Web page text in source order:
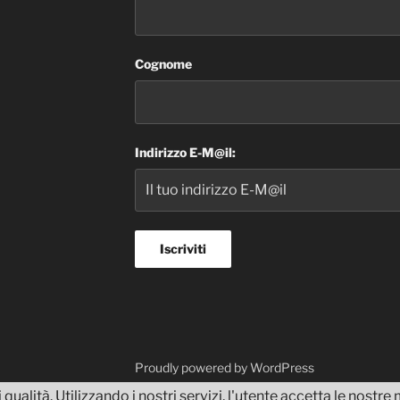
Cognome
Indirizzo E-M@il:
Proudly powered by WordPress
Utilizzando i nostri servizi, l'utente accetta le nostre